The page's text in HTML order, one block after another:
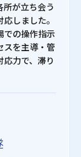
が立ち会う
しました。
での操作指示
スを主導・管
力で、滞り